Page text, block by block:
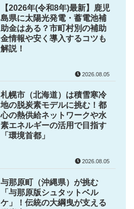
【2026年(令和8年)最新】鹿児
島県に太陽光発電・蓄電池補
助金はある？市町村別の補助
金情報や安く導入するコツも
解説！
2026.08.05
札幌市（北海道）は積雪寒冷
地の脱炭素モデルに挑む！都
心の熱供給ネットワークや水
素エネルギーの活用で目指す
「環境首都」
2026.08.05
与那原町（沖縄県）が挑む
「与那原版シュタットベル
ケ」！伝統の大綱曳が支える